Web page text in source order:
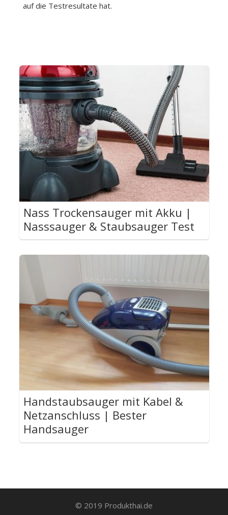
auf die Testresultate hat.
Nass Trockensauger mit Akku |
Nasssauger & Staubsauger Test
Handstaubsauger mit Kabel &
Netzanschluss | Bester
Handsauger
© 2019 Produkthai.de